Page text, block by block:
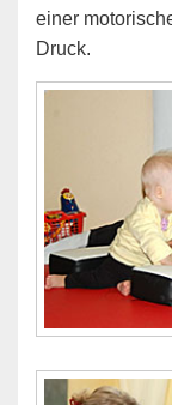
einer
Druck.